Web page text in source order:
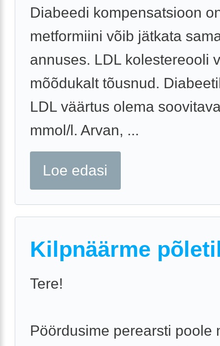
Diabeedi kompensatsioon
metformiini võib jätkata
annuses. LDL kolestereooli
mõõdukalt tõusnud.
LDL väärtus olema
mmol/l. Arvan, ...
Loe edasi
Kilpnäärme
Tere!
Pöördusime perearsti poole